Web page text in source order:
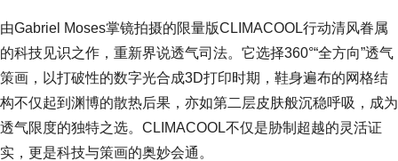
由Gabriel Moses掌镜拍摄的限量版CLIMACOOL行动清风眷属
的科技见识之作，重新界说透气司法。它选择360°“全方向”透气
策画，以打破性的数字光合成3D打印时期，鞋身遍布的网格结
构不仅起到渊博的散热后果，亦如第二层皮肤般沉稳呼吸，成为
透气限度的独特之选。CLIMACOOL不仅是胁制超越的灵活证
实，更是科技与策画的奥妙会通。